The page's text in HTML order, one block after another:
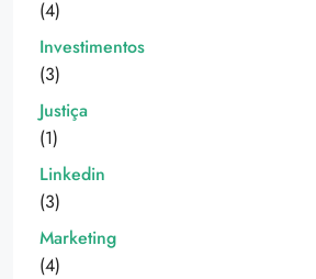
(4)
Investimentos
(3)
Justiça
(1)
Linkedin
(3)
Marketing
(4)